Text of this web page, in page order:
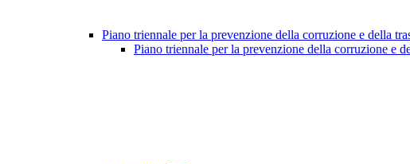
Piano triennale per la prevenzione della corruzione e della
Piano triennale per la prevenzione della corruzione e